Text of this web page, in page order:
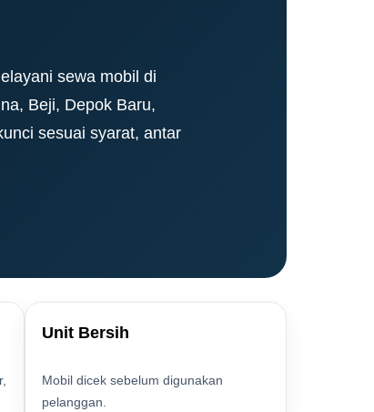
sewa mobil di
Beji, Depok Baru,
sesuai syarat, antar
Unit Bersih
Mobil dicek sebelum digunakan
pelanggan.